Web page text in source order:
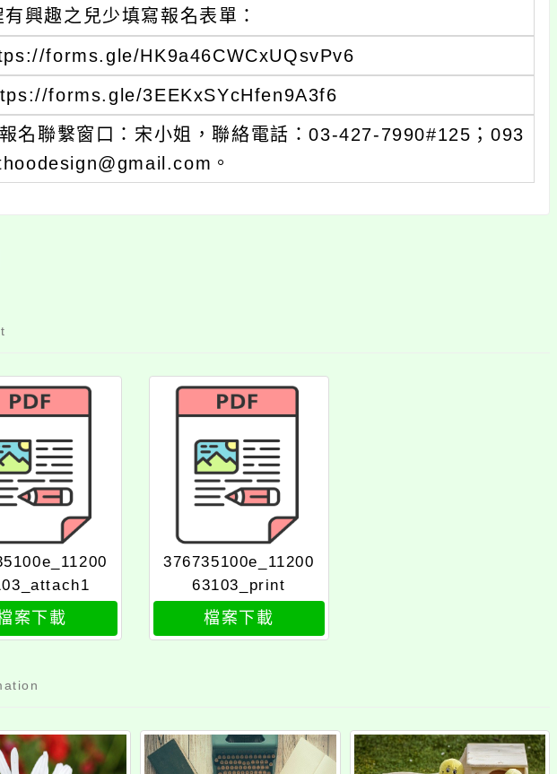
興趣之兒少填寫報名表單：
forms.gle/HK9a46CWCxUQsvPv6
forms.gle/3EEKxSYcHfen9A3f6
名聯繫窗口：宋小姐，聯絡電話：03-427-7990#125；093
。
案下載
376735100e_11200
63103_print
檔案下載